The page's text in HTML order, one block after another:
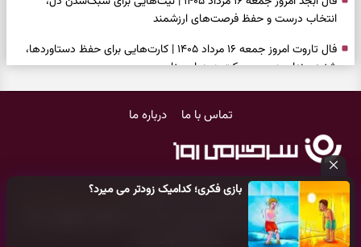
بازی فکری؛ کدامیک زودتر می میرد؟
انتخاب درست و حفظ فرصت‌های ارزشمند
فال تاروت امروز جمعه ۱۶ مرداد ۱۴۰۵ | کارت‌هایی برای حفظ دستاوردها،
شنیدن ندای درون و حرکت در زمان مناسب
دیدن ارزش مسیرهای آرام
وقتی همه راه‌ها بسته شد، این دعای گشایش را بخوانید؛ ذکر معتبر برای
آسان شدن فوری کارهای سخت
فال فرشتگان امروز جمعه ۱۶ مرداد ۱۴۰۵ | پیام‌هایی برای آرام‌کردن ذهن و
نگه‌داشتن چیزهای ارزشمند
تماس با ما درباره ما
کلیه حقوق مادی و معنوی این سایت متعلق بهپایگاه خبری سرگرمی روز
می‌باشد و هر گونه کپی‌برداری توسط دیگر سایت‌ها